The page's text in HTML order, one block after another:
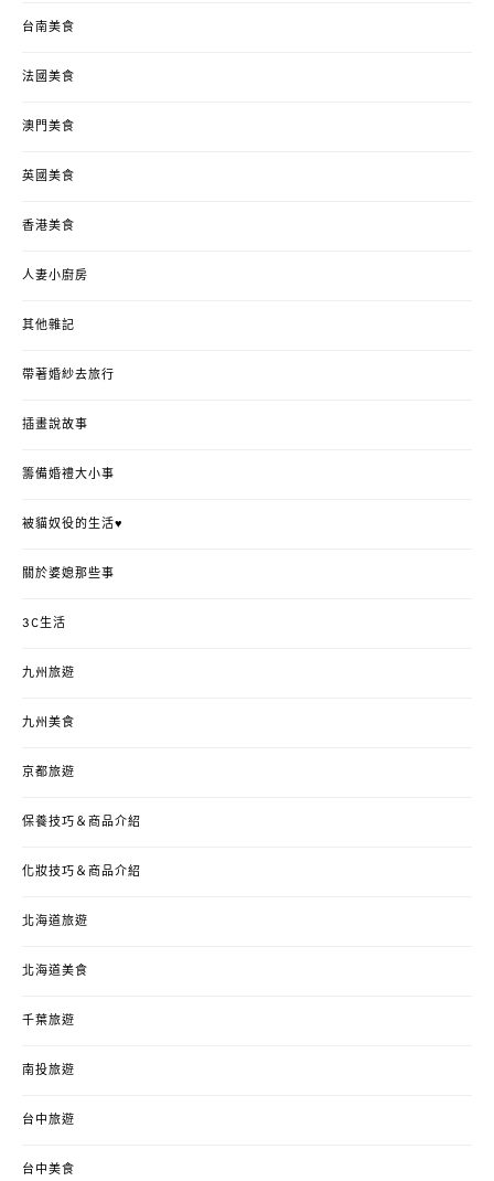
台南美食
法國美食
澳門美食
英國美食
香港美食
人妻小廚房
其他雜記
帶著婚紗去旅行
插畫說故事
籌備婚禮大小事
被貓奴役的生活♥
關於婆媳那些事
3C生活
九州旅遊
九州美食
京都旅遊
保養技巧＆商品介紹
化妝技巧＆商品介紹
北海道旅遊
北海道美食
千葉旅遊
南投旅遊
台中旅遊
台中美食